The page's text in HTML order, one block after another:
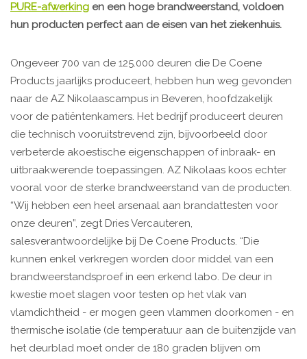
PURE-afwerking en een hoge brandweerstand, voldoen
hun producten perfect aan de eisen van het ziekenhuis.
Ongeveer 700 van de 125.000 deuren die De Coene
Products jaarlijks produceert, hebben hun weg gevonden
naar de AZ Nikolaascampus in Beveren, hoofdzakelijk
voor de patiëntenkamers. Het bedrijf produceert deuren
die technisch vooruitstrevend zijn, bijvoorbeeld door
verbeterde akoestische eigenschappen of inbraak- en
uitbraakwerende toepassingen. AZ Nikolaas koos echter
vooral voor de sterke brandweerstand van de producten.
“Wij hebben een heel arsenaal aan brandattesten voor
onze deuren”, zegt Dries Vercauteren,
salesverantwoordelijke bij De Coene Products. “Die
kunnen enkel verkregen worden door middel van een
brandweerstandsproef in een erkend labo. De deur in
kwestie moet slagen voor testen op het vlak van
vlamdichtheid - er mogen geen vlammen doorkomen - en
thermische isolatie (de temperatuur aan de buitenzijde van
het deurblad moet onder de 180 graden blijven om